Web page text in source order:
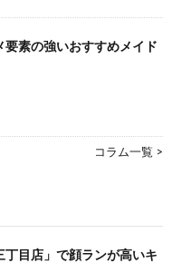
素の強いおすすめメイド
コラム一覧 >
丁目店」で顔ランが高いキ